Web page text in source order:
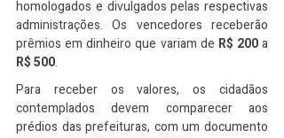
homologados e divulgados pelas respectivas
administrações. Os vencedores receberão
prêmios em dinheiro que variam de R$ 200
R$ 500.
Para receber os valores, os cidadãos
contemplados devem comparecer aos
prédios das prefeituras, com um documento